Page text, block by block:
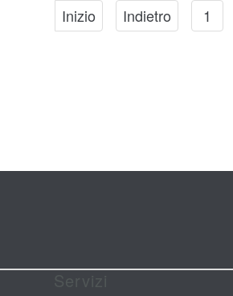
Inizio Indietro 1